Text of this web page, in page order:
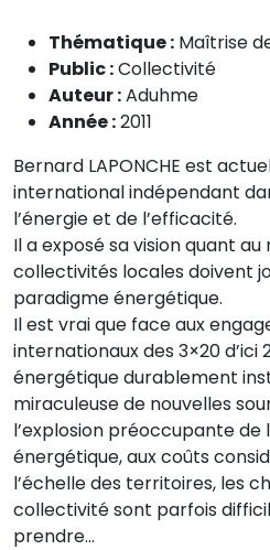
Thématique : Maîtrise
Public :Collectivité
Auteur :Aduhme
Année :2011
Bernard LAPONCHE est
international indépendant
l’énergie et de l’efficacité.
Il a exposé sa vision quant
collectivités locales doivent
paradigme énergétique.
Il est vrai que face aux
internationaux des 3×20 d’ici
énergétique durablement
miraculeuse de nouvelles
l’explosion préoccupante
énergétique, aux coûts
l’échelle des territoires, les
collectivité sont parfois
prendre…